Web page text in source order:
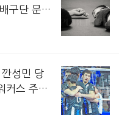
문성
단 경력이 있는 한국 남자배구선수이
성민 당
커스 주장
어지는 겨우날에도,이 날 저 날 할거없